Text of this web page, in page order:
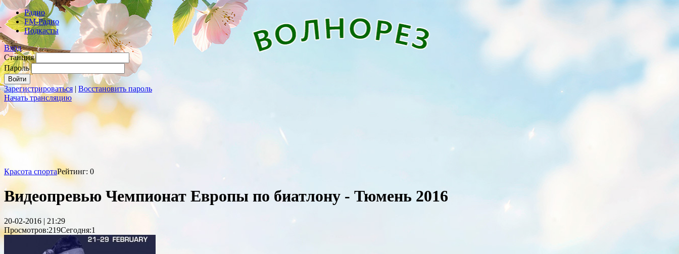
Радио
FM-Радио
Подкасты
Вход
Станция
Пароль
Зарегистрироваться | Восстановить пароль
Начать трансляцию
Красота спортаРейтинг: 0
Видеопревью Чемпионат Европы по биатлону - Тюмень 2016
20-02-2016 | 21:29
Просмотров:219Сегодня:1